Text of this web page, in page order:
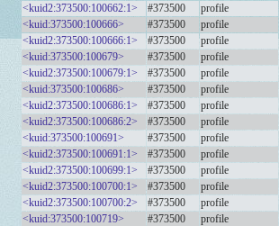
<kuid2:373500:100662:1>
#373500 profile
<kuid:373500:100666>
#373500 profile
<kuid2:373500:100666:1>
#373500 profile
<kuid:373500:100679>
#373500 profile
<kuid2:373500:100679:1>
#373500 profile
<kuid:373500:100686>
#373500 profile
<kuid2:373500:100686:1>
#373500 profile
<kuid2:373500:100686:2>
#373500 profile
<kuid:373500:100691>
#373500 profile
<kuid2:373500:100691:1>
#373500 profile
<kuid2:373500:100699:1>
#373500 profile
<kuid2:373500:100700:1>
#373500 profile
<kuid2:373500:100700:2>
#373500 profile
<kuid:373500:100719>
#373500 profile